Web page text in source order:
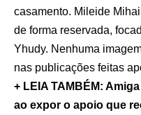
casamento. Mileide
de forma reservada,
Yhudy. Nenhuma
nas publicações feitas
+ LEIA TAMBÉM:
ao expor o apoio que